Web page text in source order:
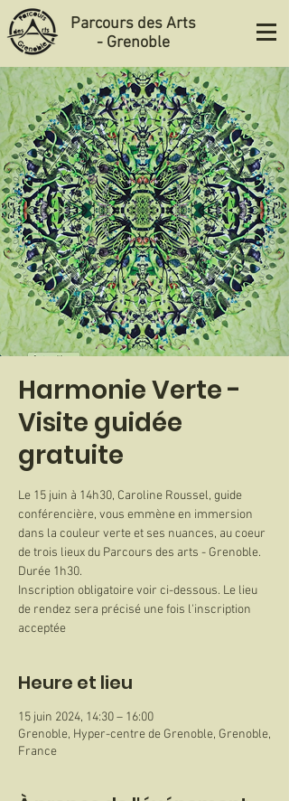
Parcours des Arts
- Grenoble
Harmonie Verte -
Visite guidée
gratuite
Le 15 juin à 14h30, Caroline Roussel, guide
conférencière, vous emmène en immersion
dans la couleur verte et ses nuances, au coeur
de trois lieux du Parcours des arts - Grenoble.
Durée 1h30.
Inscription obligatoire voir ci-dessous. Le lieu
de rendez sera précisé une fois l'inscription
Heure et lieu
15 juin 2024, 14:30 – 16:00
Grenoble, Hyper-centre de Grenoble, Grenoble,
France